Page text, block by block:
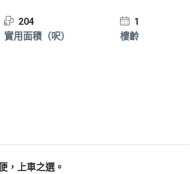
204
實用面積（呎）
1
樓齡
，上車之選。